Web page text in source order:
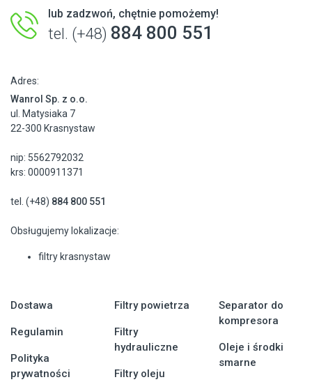
lub zadzwoń, chętnie pomożemy!
tel. (+48) 884 800 551
Adres:
Wanrol Sp. z o.o.
ul. Matysiaka 7
22-300 Krasnystaw
nip: 5562792032
krs: 0000911371
tel. (+48) 884 800 551
Obsługujemy lokalizacje:
filtry krasnystaw
Dostawa
Regulamin
Polityka
prywatności
Filtry powietrza
Filtry
hydrauliczne
Filtry oleju
Separator do
kompresora
Oleje i środki
smarne